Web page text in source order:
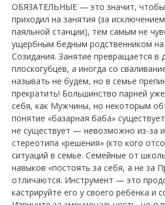
ОБЯЗАТЕЛЬНЫЕ — это значит, чтобы
приходил на занятия (за
паяльной станции), тем самым не
ущербным бедным родственником
Созидания. Занятие превращается в
плоскогубцев, а иногда со
называть не будем, но в семье
прекратить! Большинство парней
себя, как Мужчины, но некоторым
понятие «базарная баба»
не существует — невозможно из-за
стереотипа «решения» (кто кого
ситуаций в семье. Семейные от
навыков «постоять за себя, а не за
отличаются. Инструмент — это
кастрируйте его у своего ребёнка и